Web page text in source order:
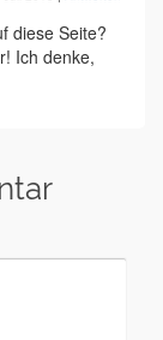
diese Seite?
Ich denke,